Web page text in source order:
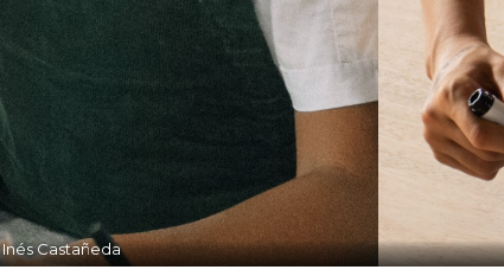
Inés Castañeda